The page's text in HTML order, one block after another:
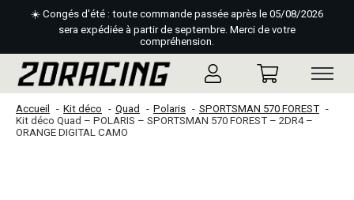
☀️ Congés d'été : toute commande passée après le 05/08/2026
sera expédiée à partir de septembre. Merci de votre
compréhension.
Accueil Kit déco Quad Polaris
SPORTSMAN 570 FOREST
Kit déco Quad – POLARIS – SPORTSMAN 570 FOREST – 2DR4 –
ORANGE DIGITAL CAMO